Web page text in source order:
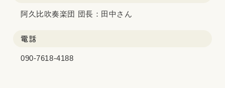
阿久比吹奏楽団 団長：田中さん
電話
090-7618-4188